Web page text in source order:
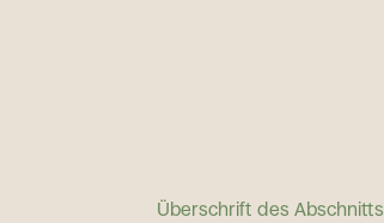
Überschrift des Abschnitts